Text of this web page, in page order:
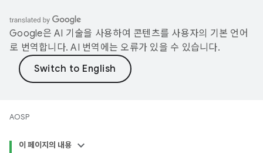
Google은 AI 기술을 사용하여 콘텐츠를 사용자의 기본 언어
로 번역합니다. AI 번역에는 오류가 있을 수 있습니다.
AOSP
이 페이지의 내용